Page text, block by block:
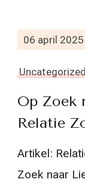
06 april 2025
Op Zoek
Relatie
Artikel:
Zoek naar